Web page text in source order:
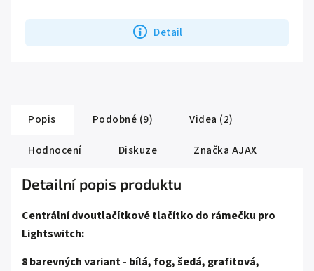
Detail
Popis Podobné (9)
Videa (2)
Hodnocení
Diskuze Značka AJAX
Detailní popis produktu
Centrální dvoutlačítkové tlačítko do rámečku pro
Lightswitch:
8 barevných variant - bílá, fog, šedá, grafitová,